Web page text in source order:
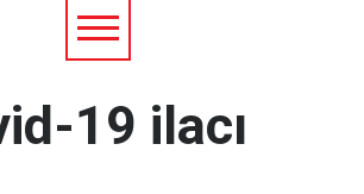
19 ilacı